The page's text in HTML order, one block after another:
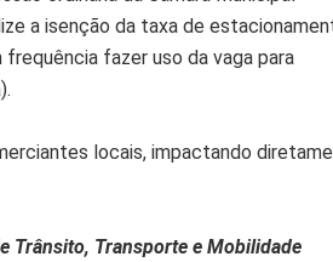
a isenção da taxa de
fazer uso da vaga para
locais, impactando
Trânsito, Transporte e Mobilidade